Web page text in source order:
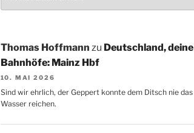
Thomas Hoffmann zu Deutschland, deine
Bahnhöfe: Mainz Hbf
10. MAI 2026
Sind wir ehrlich, der Geppert konnte dem Ditsch nie das
Wasser reichen.